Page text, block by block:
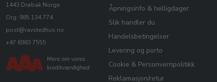
1443 Drøbak Norge
Org: 985 134 774
post@ravstedhus.no
+47 6983 7555
Åpningsinfo & helligdager
Slik handler du
Handelsbetingelser
Levering og porto
Cookie & Personvernpolitikk
Reklamasjon/retur